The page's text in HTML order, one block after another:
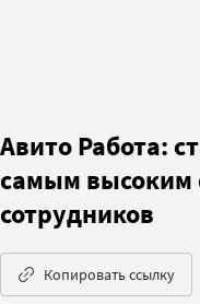
Авито Работа:
самым высоким
сотрудников
Копировать ссылку